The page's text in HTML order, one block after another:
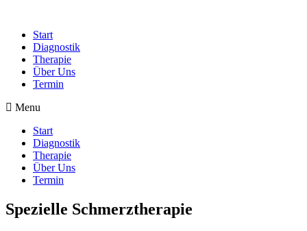
Start
Diagnostik
Therapie
Über Uns
Termin
Menu
Start
Diagnostik
Therapie
Über Uns
Termin
Spezielle Schmerztherapie